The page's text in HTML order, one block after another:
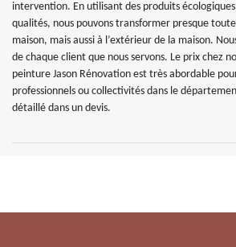
intervention. En utilisant des produits
qualités, nous pouvons transformer presque
maison, mais aussi à l’extérieur de la maison.
de chaque client que nous servons. Le prix chez
peinture Jason Rénovation est très abordable
professionnels ou collectivités dans le
détaillé dans un devis.